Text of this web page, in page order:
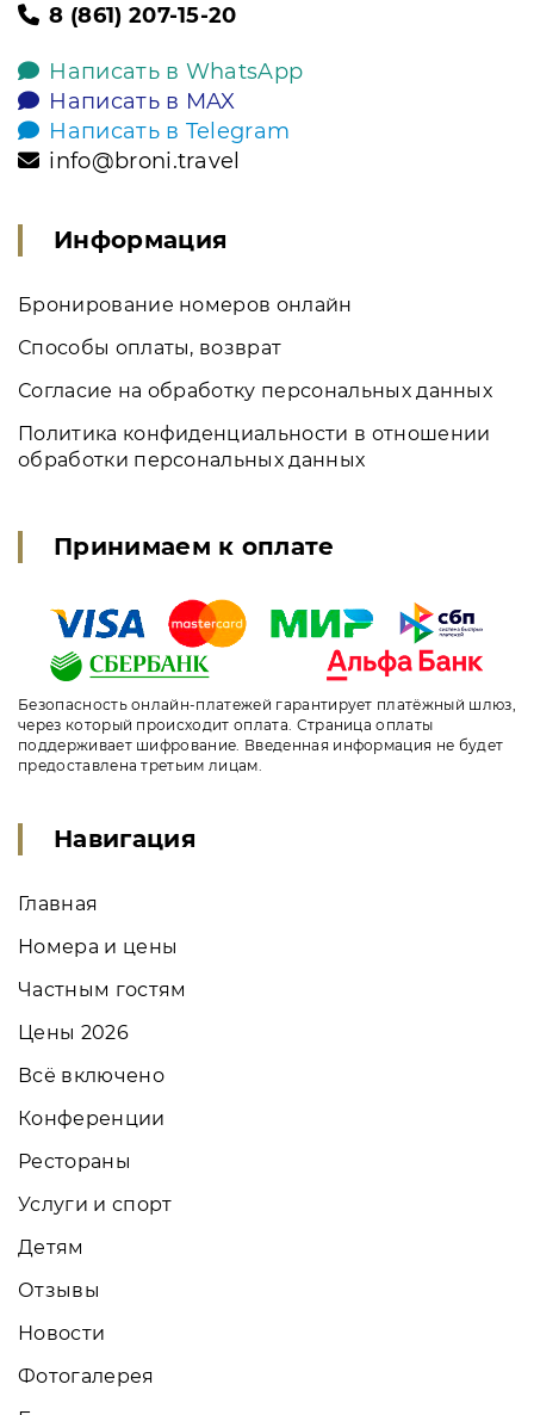
8 (861) 207-15-20
Написать в WhatsApp
Написать в MAX
Написать в Telegram
info@broni.travel
Информация
Бронирование номеров онлайн
Способы оплаты, возврат
Согласие на обработку персональных данных
Политика конфиденциальности в отношении
обработки персональных данных
Принимаем к оплате
Безопасность онлайн-платежей гарантирует платёжный шлюз,
через который происходит оплата. Страница оплаты
поддерживает шифрование. Введенная информация не будет
предоставлена третьим лицам.
Навигация
Главная
Номера и цены
Частным гостям
Цены 2026
Всё включено
Конференции
Рестораны
Услуги и спорт
Детям
Отзывы
Новости
Фотогалерея